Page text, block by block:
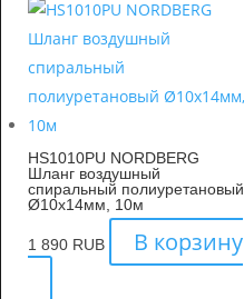
HS1010PU NORDBERG
Шланг воздушный
спиральный полиуретановый
Ø10х14мм, 10м
1 890 RUB В корзину